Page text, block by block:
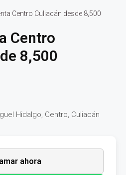
Centro Culiacán desde 8,500
Centro
8,500
Hidalgo, Centro, Culiacán
ahora